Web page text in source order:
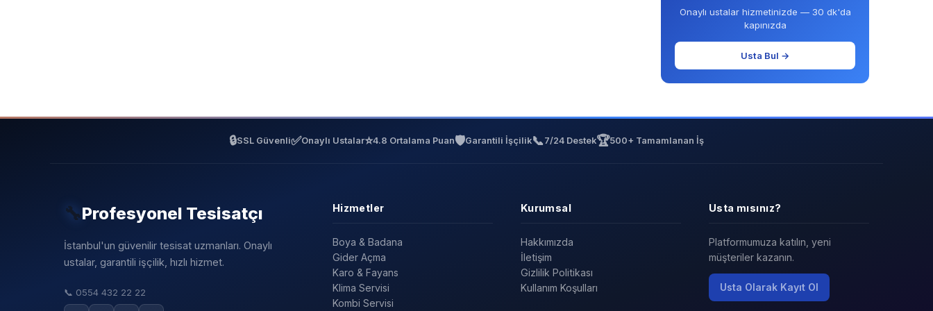
Onaylı ustalar hizmetinizde — 30 dk'da
kapınızda
Usta Bul →
🔒SSL Güvenli✅Onaylı Ustalar⭐4.8 Ortalama Puan🛡️Garantili İşçilik📞 7/24 Destek🏆500+ Tamamlanan İş
🔧Profesyonel Tesisatçı
İstanbul'un güvenilir tesisat uzmanları. Onaylı
ustalar, garantili işçilik, hızlı hizmet.
📞 0554 432 22 22
Hizmetler
Boya & Badana
Gider Açma
Karo & Fayans
Klima Servisi
Kombi Servisi
Kurumsal
Hakkımızda
İletişim
Gizlilik Politikası
Kullanım Koşulları
Usta mısınız?
Platformumuza katılın, yeni
müşteriler kazanın.
Usta Olarak Kayıt Ol